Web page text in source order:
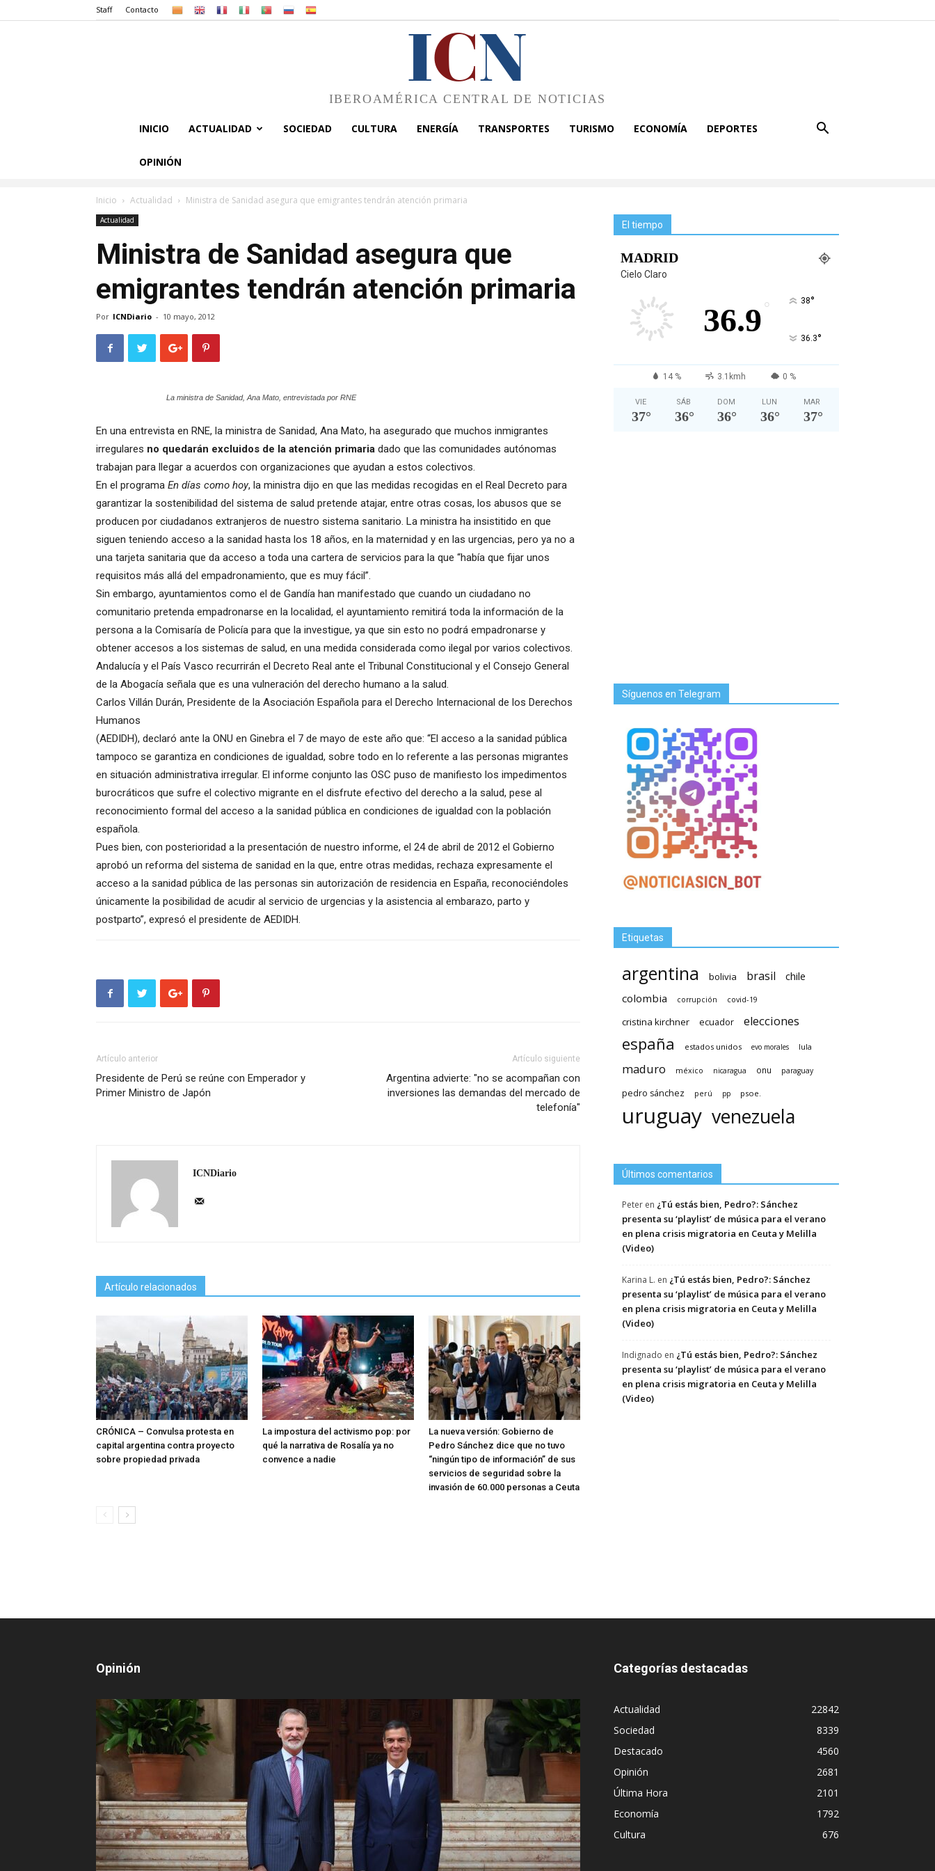
Staff Contacto
ICN
IBEROAMÉRICA CENTRAL DE NOTICIAS
INICIO ACTUALIDAD SOCIEDAD CULTURA ENERGÍA TRANSPORTES TURISMO ECONOMÍA DEPORTES
OPINIÓN
Inicio Actualidad Ministra de Sanidad asegura que emigrantes tendrán atención primaria
Actualidad
Ministra de Sanidad asegura que
emigrantes tendrán atención primaria
Por ICNDiario - 10 mayo, 2012
La ministra de Sanidad, Ana Mato, entrevistada por RNE
En una entrevista en RNE, la ministra de Sanidad, Ana Mato, ha asegurado que muchos inmigrantes
irregulares no quedarán excluidos de la atención primaria dado que las comunidades autónomas
trabajan para llegar a acuerdos con organizaciones que ayudan a estos colectivos.
En el programa En días como hoy, la ministra dijo en que las medidas recogidas en el Real Decreto para
garantizar la sostenibilidad del sistema de salud pretende atajar, entre otras cosas, los abusos que se
producen por ciudadanos extranjeros de nuestro sistema sanitario. La ministra ha insistitido en que
siguen teniendo acceso a la sanidad hasta los 18 años, en la maternidad y en las urgencias, pero ya no a
una tarjeta sanitaria que da acceso a toda una cartera de servicios para la que “había que fijar unos
requisitos más allá del empadronamiento, que es muy fácil”.
Sin embargo, ayuntamientos como el de Gandía han manifestado que cuando un ciudadano no
comunitario pretenda empadronarse en la localidad, el ayuntamiento remitirá toda la información de la
persona a la Comisaría de Policía para que la investigue, ya que sin esto no podrá empadronarse y
obtener accesos a los sistemas de salud, en una medida considerada como ilegal por varios colectivos.
Andalucía y el País Vasco recurrirán el Decreto Real ante el Tribunal Constitucional y el Consejo General
de la Abogacía señala que es una vulneración del derecho humano a la salud.
Carlos Villán Durán, Presidente de la Asociación Española para el Derecho Internacional de los Derechos
Humanos
(AEDIDH), declaró ante la ONU en Ginebra el 7 de mayo de este año que: “El acceso a la sanidad pública
tampoco se garantiza en condiciones de igualdad, sobre todo en lo referente a las personas migrantes
en situación administrativa irregular. El informe conjunto las OSC puso de manifiesto los impedimentos
burocráticos que sufre el colectivo migrante en el disfrute efectivo del derecho a la salud, pese al
reconocimiento formal del acceso a la sanidad pública en condiciones de igualdad con la población
española.
Pues bien, con posterioridad a la presentación de nuestro informe, el 24 de abril de 2012 el Gobierno
aprobó un reforma del sistema de sanidad en la que, entre otras medidas, rechaza expresamente el
acceso a la sanidad pública de las personas sin autorización de residencia en España, reconociéndoles
únicamente la posibilidad de acudir al servicio de urgencias y la asistencia al embarazo, parto y
postparto”, expresó el presidente de AEDIDH.
Artículo anterior
Presidente de Perú se reúne con Emperador y
Primer Ministro de Japón
Artículo siguiente
Argentina advierte: "no se acompañan con
inversiones las demandas del mercado de
telefonía"
ICNDiario
Artículo relacionados
CRÓNICA – Convulsa protesta en
capital argentina contra proyecto
sobre propiedad privada
La impostura del activismo pop: por
qué la narrativa de Rosalía ya no
convence a nadie
La nueva versión: Gobierno de
Pedro Sánchez dice que no tuvo
“ningún tipo de información” de sus
servicios de seguridad sobre la
invasión de 60.000 personas a Ceuta
El tiempo
MADRID
Cielo Claro
36.9 ° 38°
36.3°
14 % 3.1kmh 0 %
VIE
37°
SÁB
36°
DOM
36°
LUN
36°
MAR
37°
Síguenos en Telegram
Etiquetas
argentina bolivia brasil
chile
colombia
corrupción covid-19
cristina kirchner ecuador elecciones
españa estados unidos evo morales lula
maduro méxico nicaragua onu paraguay
pedro sánchez perú pp psoe.
uruguay venezuela
Últimos comentarios
Peter en ¿Tú estás bien, Pedro?: Sánchez
presenta su ‘playlist’ de música para el verano
en plena crisis migratoria en Ceuta y Melilla
(Video)
Karina L. en ¿Tú estás bien, Pedro?: Sánchez
presenta su ‘playlist’ de música para el verano
en plena crisis migratoria en Ceuta y Melilla
(Video)
Indignado en ¿Tú estás bien, Pedro?: Sánchez
presenta su ‘playlist’ de música para el verano
en plena crisis migratoria en Ceuta y Melilla
(Video)
Opinión Categorías destacadas
Actualidad
22842
Sociedad
8339
Destacado
4560
Opinión
2681
Última Hora
2101
Economía
1792
Cultura
676